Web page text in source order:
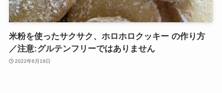
米粉を使ったサクサク、ホロホロクッキー の作り方
／注意:グルテンフリーではありません
2022年6月19日